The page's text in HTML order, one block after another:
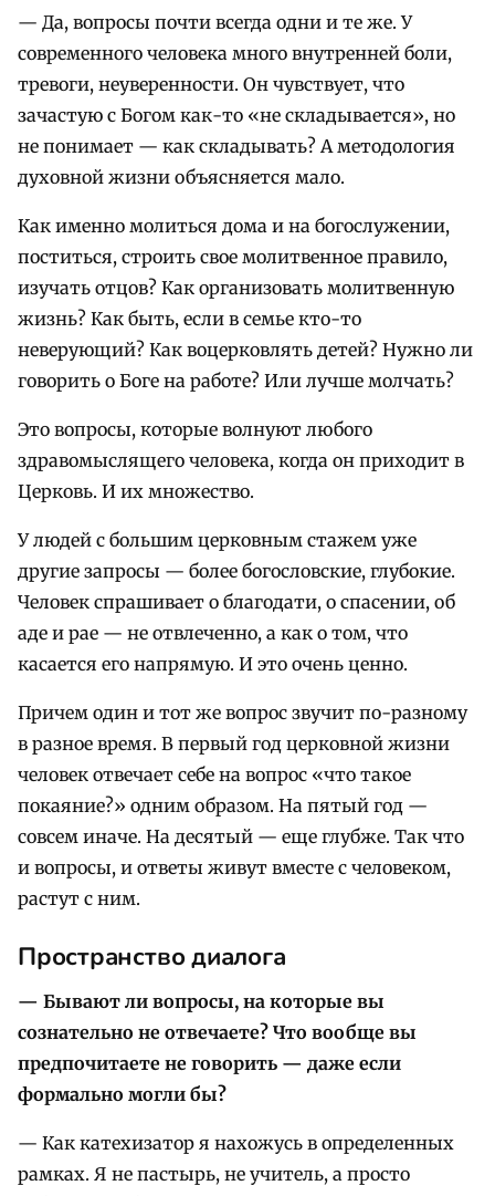
— Да, вопросы почти всегда одни и те же. У
современного человека много внутренней боли,
тревоги, неуверенности. Он чувствует, что
зачастую с Богом как-то «не складывается», но
не понимает — как складывать? А методология
духовной жизни объясняется мало.
Как именно молиться дома и на богослужении,
поститься, строить свое молитвенное правило,
изучать отцов? Как организовать молитвенную
жизнь? Как быть, если в семье кто-то
неверующий? Как воцерковлять детей? Нужно ли
говорить о Боге на работе? Или лучше молчать?
Это вопросы, которые волнуют любого
здравомыслящего человека, когда он приходит в
Церковь. И их множество.
У людей с большим церковным стажем уже
другие запросы — более богословские, глубокие.
Человек спрашивает о благодати, о спасении, об
аде и рае — не отвлеченно, а как о том, что
касается его напрямую. И это очень ценно.
Причем один и тот же вопрос звучит по-разному
в разное время. В первый год церковной жизни
человек отвечает себе на вопрос «что такое
покаяние?» одним образом. На пятый год —
совсем иначе. На десятый — еще глубже. Так что
и вопросы, и ответы живут вместе с человеком,
растут с ним.
Пространство диалога
— Бывают ли вопросы, на которые вы
сознательно не отвечаете? Что вообще вы
предпочитаете не говорить — даже если
формально могли бы?
— Как катехизатор я нахожусь в определенных
рамках. Я не пастырь, не учитель, а просто